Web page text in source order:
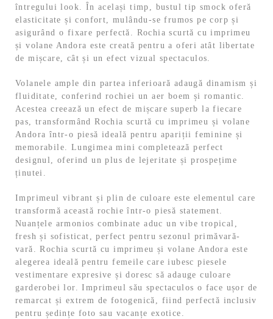
întregului look. În același timp, bustul tip smock oferă
elasticitate și confort, mulându-se frumos pe corp și
asigurând o fixare perfectă. Rochia scurtă cu imprimeu
și volane Andora este creată pentru a oferi atât libertate
de mișcare, cât și un efect vizual spectaculos.
Volanele ample din partea inferioară adaugă dinamism și
fluiditate, conferind rochiei un aer boem și romantic.
Acestea creează un efect de mișcare superb la fiecare
pas, transformând Rochia scurtă cu imprimeu și volane
Andora într-o piesă ideală pentru apariții feminine și
memorabile. Lungimea mini completează perfect
designul, oferind un plus de lejeritate și prospețime
ținutei.
Imprimeul vibrant și plin de culoare este elementul care
transformă această rochie într-o piesă statement.
Nuanțele armonios combinate aduc un vibe tropical,
fresh și sofisticat, perfect pentru sezonul primăvară-
vară. Rochia scurtă cu imprimeu și volane Andora este
alegerea ideală pentru femeile care iubesc piesele
vestimentare expresive și doresc să adauge culoare
garderobei lor. Imprimeul său spectaculos o face ușor de
remarcat și extrem de fotogenică, fiind perfectă inclusiv
pentru ședințe foto sau vacanțe exotice.